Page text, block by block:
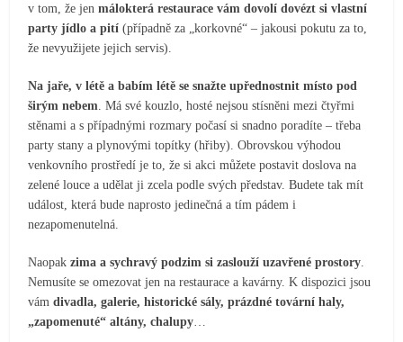
v tom, že jenmálokterá restaurace vám dovolí dovézt si vlastní
party jídlo a pití (případně za „korkovné“ – jakousi pokutu za to,
že nevyužijete jejich servis).
Na jaře, v létě a babím létě se snažte upřednostnit místo pod
širým nebem. Má své kouzlo, hosté nejsou stísněni mezi čtyřmi
stěnami a s případnými rozmary počasí si snadno poradíte – třeba
party stany a plynovými topítky (hřiby). Obrovskou výhodou
venkovního prostředí je to, že si akci můžete postavit doslova na
zelené louce a udělat ji zcela podle svých představ. Budete tak mít
událost, která bude naprosto jedinečná a tím pádem i
nezapomenutelná.
Naopakzima a sychravý podzim si zaslouží uzavřené prostory.
Nemusíte se omezovat jen na restaurace a kavárny. K dispozici jsou
vámdivadla, galerie, historické sály, prázdné tovární haly,
„zapomenuté“ altány, chalupy…